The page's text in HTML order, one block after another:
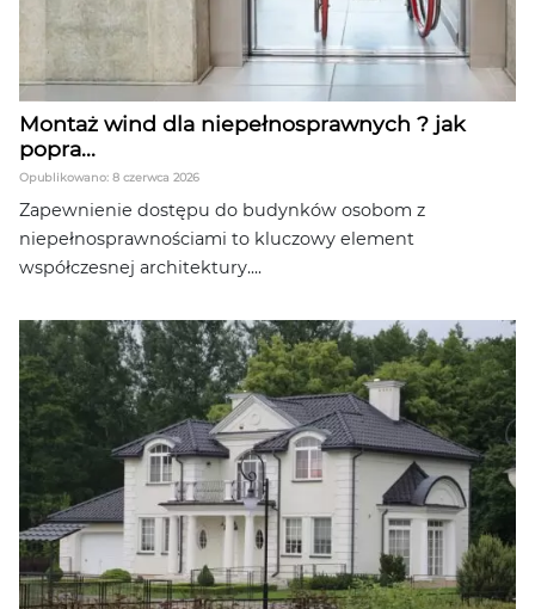
Montaż wind dla niepełnosprawnych ? jak
popra...
Opublikowano: 8 czerwca 2026
Zapewnienie dostępu do budynków osobom z
niepełnosprawnościami to kluczowy element
współczesnej architektury....